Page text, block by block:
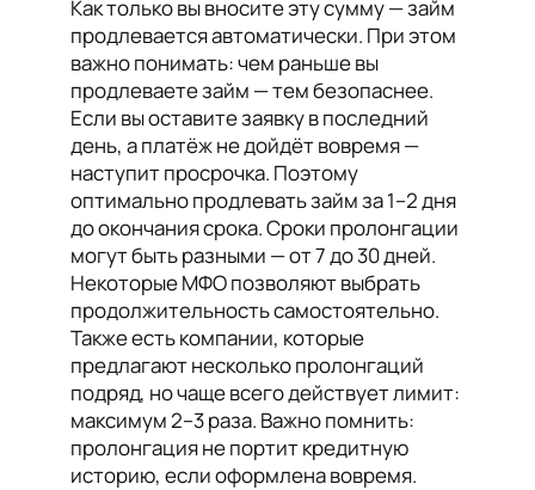
Как только вы вносите эту сумму — займ
продлевается автоматически. При этом
важно понимать: чем раньше вы
продлеваете займ — тем безопаснее.
Если вы оставите заявку в последний
день, а платёж не дойдёт вовремя —
наступит просрочка. Поэтому
оптимально продлевать займ за 1–2 дня
до окончания срока. Сроки пролонгации
могут быть разными — от 7 до 30 дней.
Некоторые МФО позволяют выбрать
продолжительность самостоятельно.
Также есть компании, которые
предлагают несколько пролонгаций
подряд, но чаще всего действует лимит:
максимум 2–3 раза. Важно помнить:
пролонгация не портит кредитную
историю, если оформлена вовремя.